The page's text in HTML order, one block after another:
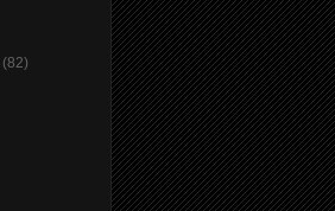
(82)